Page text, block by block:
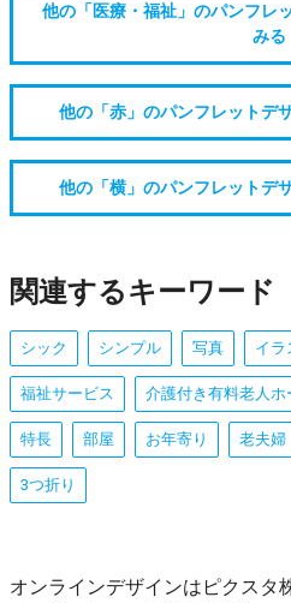
他の「医療・福祉」のパンフレ
みる
他の「赤」のパンフレットデ
他の「横」のパンフレットデ
関連するキーワード
シック シンプル 写真 イラ
福祉サービス 介護付き有料老人ホ
特長 部屋 お年寄り 老夫婦
3つ折り
オンラインデザインはピクスタ